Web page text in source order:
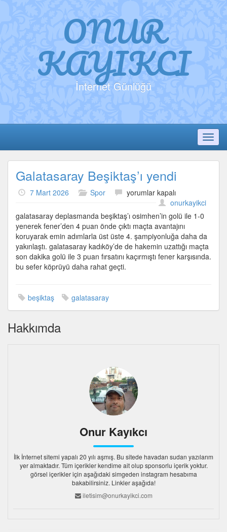
ONUR
KAYIKCI
İnternet Günlüğü
Galatasaray Beşiktaş’ı yendi
7 Mart 2026 Spor
Galatasaray
yendi
için
yorumlar kapalı
onurkayikci
galatasaray deplasmanda beşiktaş’ı osimhen’in golü ile 1-0
yenerek fener’den 4 puan önde çıktı maçta avantajını
koruyarak emin adımlarla üst üste 4. şampiyonluğa daha da
yakınlaştı. galatasaray kadıköy’de de hakemin uzattığı maçta
son dakika golü ile 3 puan fırsatını kaçırmıştı fener karşısında.
bu sefer köprüyü daha rahat geçti.
beşiktaş galatasaray
Hakkımda
Onur Kayıkcı
İlk İnternet sitemi yapalı 20 yılı aşmış. Bu sitede havadan sudan yazılarım
yer almaktadır. Tüm içerikler kendime ait olup sponsorlu içerik yoktur.
görsel içerikler için aşağıdaki simgeden instagram hesabıma
bakabilirsiniz. Linkler aşağıda!
iletisim@onurkayikci.com